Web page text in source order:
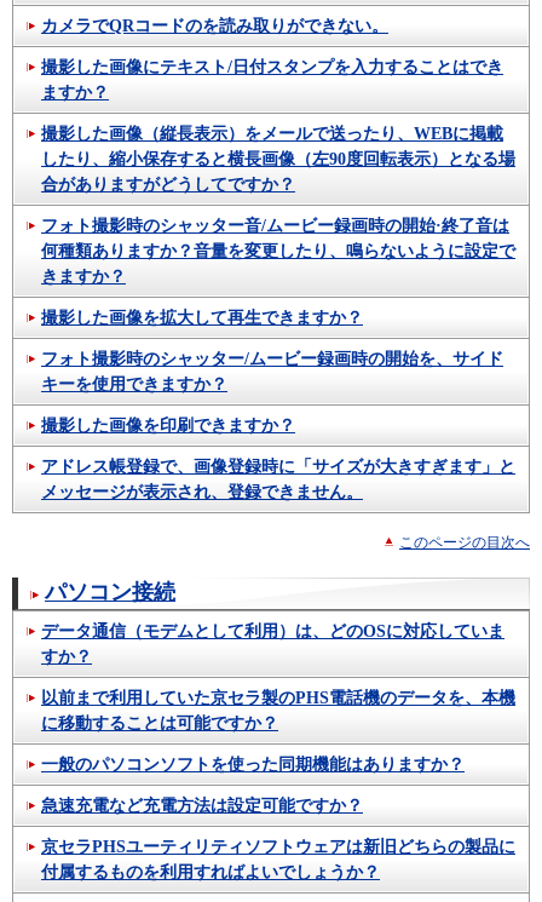
カメラでQRコードのを読み取りができない。
撮影した画像にテキスト/日付スタンプを入力することはでき
ますか？
撮影した画像（縦長表示）をメールで送ったり、WEBに掲載
したり、縮小保存すると横長画像（左90度回転表示）となる場
合がありますがどうしてですか？
フォト撮影時のシャッター音/ムービー録画時の開始·終了音は
何種類ありますか？音量を変更したり、鳴らないように設定で
きますか？
撮影した画像を拡大して再生できますか？
フォト撮影時のシャッター/ムービー録画時の開始を、サイド
キーを使用できますか？
撮影した画像を印刷できますか？
アドレス帳登録で、画像登録時に「サイズが大きすぎます」と
メッセージが表示され、登録できません。
このページの目次へ
パソコン接続
データ通信（モデムとして利用）は、どのOSに対応していま
すか？
以前まで利用していた京セラ製のPHS電話機のデータを、本機
に移動することは可能ですか？
一般のパソコンソフトを使った同期機能はありますか？
急速充電など充電方法は設定可能ですか？
京セラPHSユーティリティソフトウェアは新旧どちらの製品に
付属するものを利用すればよいでしょうか？